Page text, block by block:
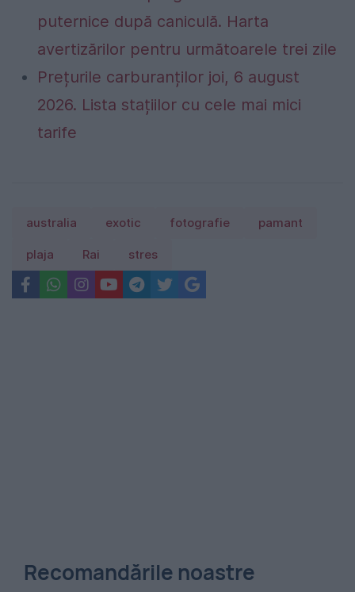
puternice după caniculă. Harta
avertizărilor pentru următoarele trei zile
Prețurile carburanților joi, 6 august
2026. Lista stațiilor cu cele mai mici
tarife
australia exotic fotografie pamant
plaja Rai stres
Recomandările noastre